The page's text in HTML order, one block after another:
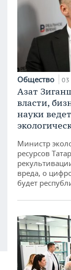
Общество 03
Азат
власти,
науки
Министр
ресурсов
вреда, о
будет